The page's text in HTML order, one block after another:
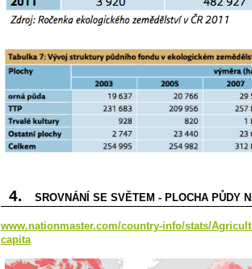
4. SROVNÁNÍ SE SVĚTEM - PLOCHA PŮDY
www.nationmaster.com/country-info/stats/
capita